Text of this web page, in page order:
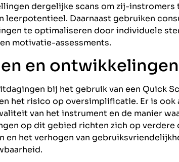
dergelijke scans om zij-instromers
leerpotentieel. Daarnaast gebruiken
te optimaliseren door individuele
motivatie-assessments.
en ontwikkelingen
bij het gebruik van een Quick
het risico op oversimplificatie. Er is ook
van het instrument en de manier
op dit gebied richten zich op
en het verhogen van